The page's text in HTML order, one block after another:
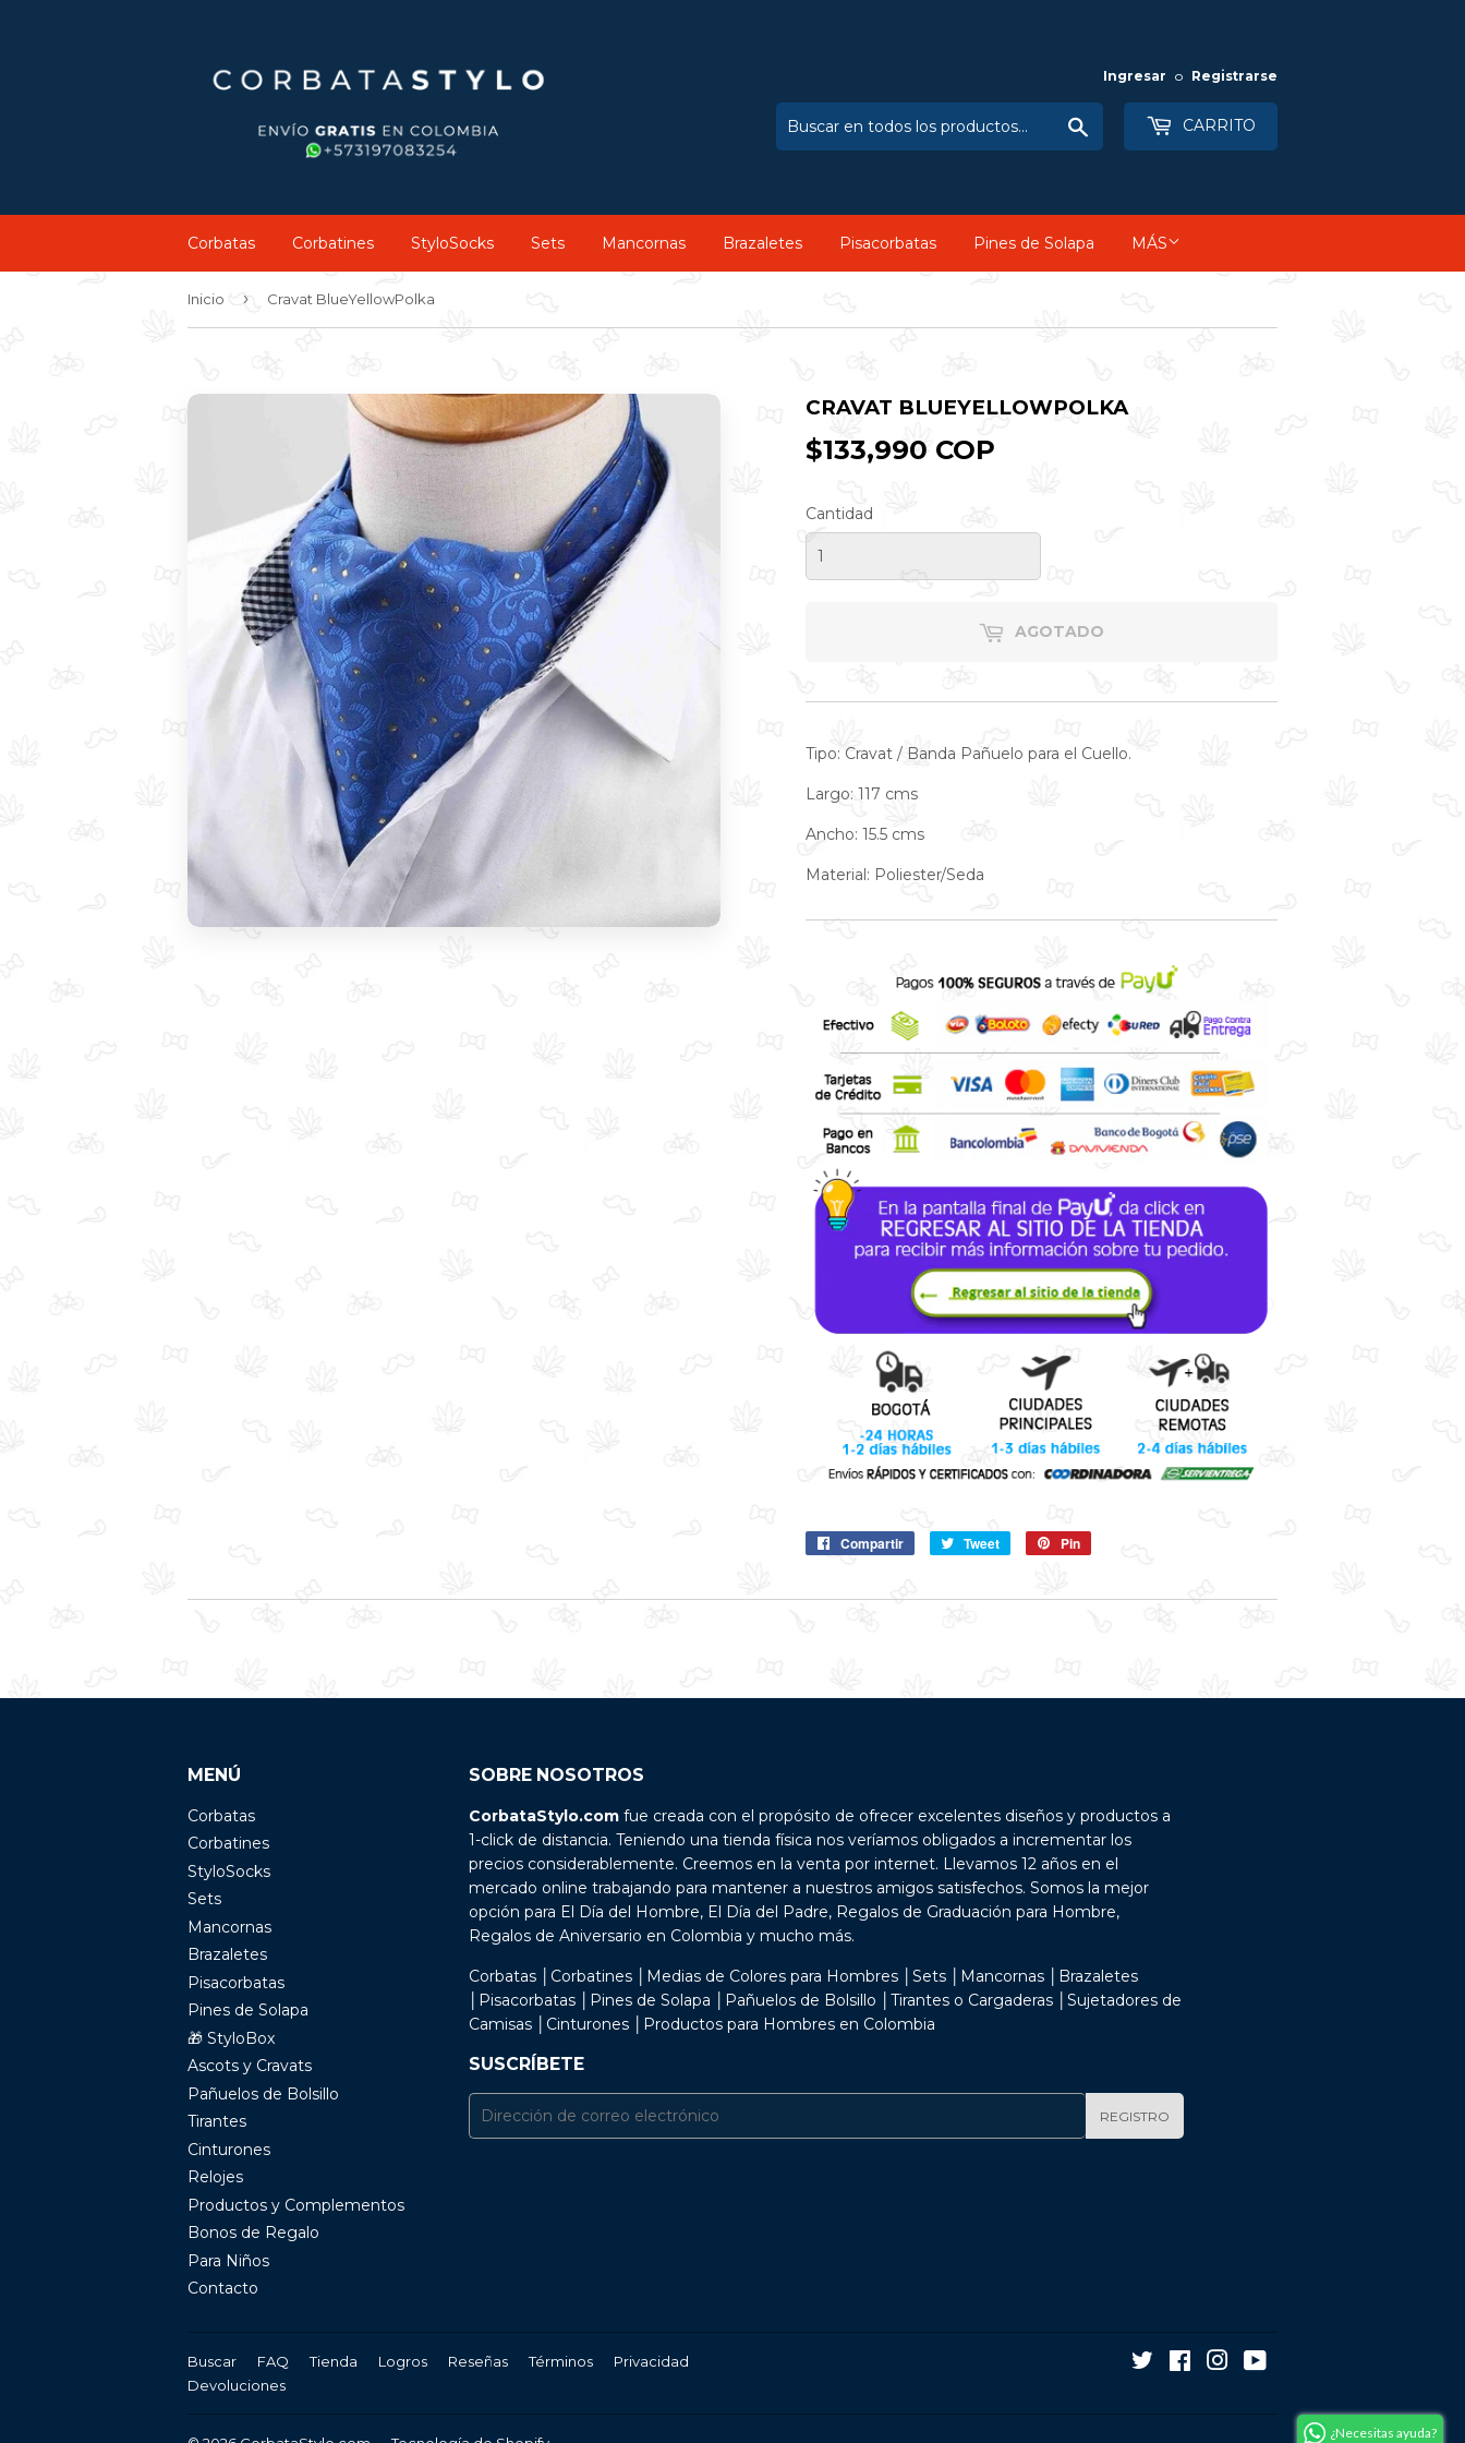
Ingresar o Registrarse
CARRITO
Corbatas Corbatines StyloSocks Sets Mancornas Brazaletes Pisacorbatas Pines de Solapa MÁS
Inicio › Cravat BlueYellowPolka
CRAVAT BLUEYELLOWPOLKA
$133,990 COP
Cantidad
AGOTADO
Tipo: Cravat / Banda Pañuelo para el Cuello.
Largo: 117 cms
Ancho: 15.5 cms
Material: Poliester/Seda
Compartir
CompartirTweet
CompartirPin
MENÚ
Corbatas
Corbatines
StyloSocks
Sets
Mancornas
Brazaletes
Pisacorbatas
Pines de Solapa
🎁 StyloBox
Ascots y Cravats
Pañuelos de Bolsillo
Tirantes
Cinturones
Relojes
Productos y Complementos
Bonos de Regalo
Para Niños
Contacto
SOBRE NOSOTROS
CorbataStylo.comfue creada con el propósito de ofrecer excelentes diseños y productos a
1-click de distancia. Teniendo una tienda física nos veríamos obligados a incrementar los
precios considerablemente. Creemos en la venta por internet. Llevamos 12 años en el
mercado online trabajando para mantener a nuestros amigos satisfechos. Somos la mejor
opción para El Día del Hombre, El Día del Padre, Regalos de Graduación para Hombre,
Regalos de Aniversario en Colombia y mucho más.
Corbatas │Corbatines │Medias de Colores para Hombres │Sets │Mancornas │Brazaletes
│Pisacorbatas │Pines de Solapa │Pañuelos de Bolsillo │Tirantes o Cargaderas │Sujetadores de
Camisas │Cinturones │Productos para Hombres en Colombia
SUSCRÍBETE
REGISTRO
Buscar FAQ Tienda Logros Reseñas Términos
Privacidad
Devoluciones
Twitter FacebookInstagram
¿Necesitas ayuda?